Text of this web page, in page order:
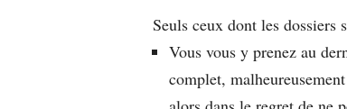
Seuls ceux dont les
Vous vous y prenez au
complet,